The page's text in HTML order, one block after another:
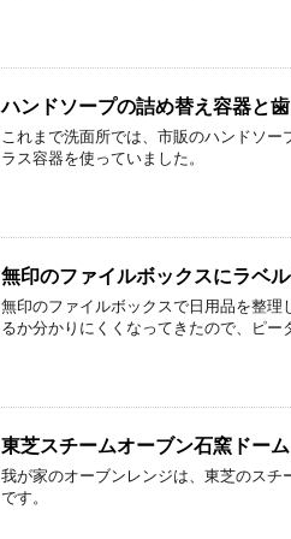
ハンドソープの詰め替え容器と
これまで洗面所では、市販のハンドソ
ラス容器を使っていました。
無印のファイルボックスにラベ
無印のファイルボックスで日用品を整
るか分かりにくくなってきたので、ピー
東芝スチームオーブン石窯ドーム
我が家のオーブンレンジは、東芝のスチ
です。